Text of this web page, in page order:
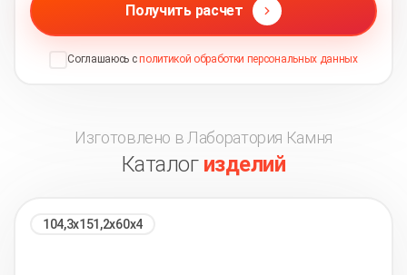
Получить расчет
Соглашаюсь сполитикой обработки персональных данных
Изготовлено в Лаборатория Камня
Каталог изделий
104,3х151,2х60х4